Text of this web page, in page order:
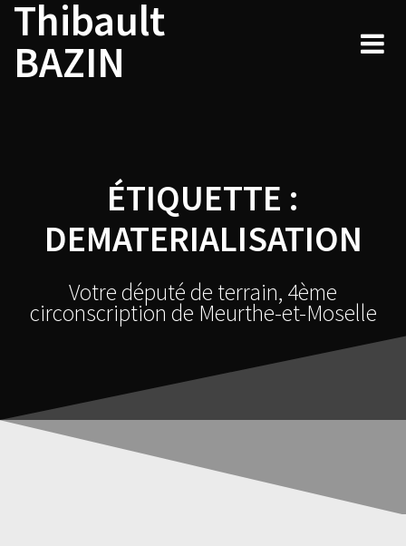
Skip
content
Thibault
BAZIN
ÉTIQUETTE :
DEMATERIALISATION
Votre député de terrain, 4ème
circonscription de Meurthe-et-Moselle